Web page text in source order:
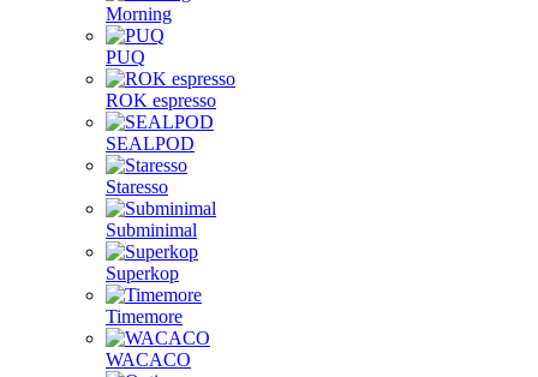
Morning
PUQ
ROK espresso
SEALPOD
Staresso
Subminimal
Superkop
Timemore
WACACO